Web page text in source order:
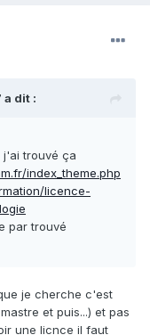
a dit :
j'ai trouvé ça
index_theme.php
licence-
par trouvé
je cherche c'est
et puis...) et pas
une licnce il faut